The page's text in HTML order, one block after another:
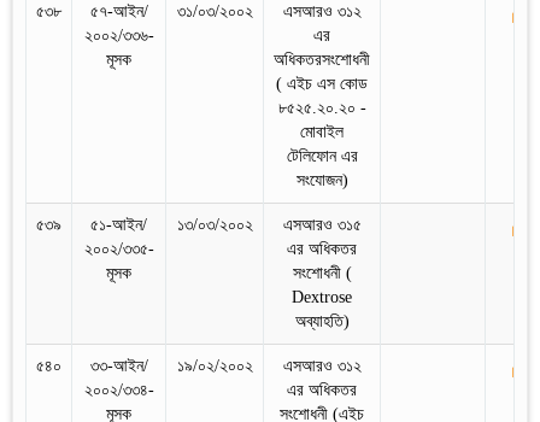
৫৩৮
৫৭-আইন/
২০০২/৩৩৬-
মূসক
৩১/০৩/২০০২
এসআরও ৩১২
এর
অধিকতরসংশোধনী
( এইচ এস কোড
৮৫২৫.২০.২০ -
মোবাইল
টেলিফোন এর
সংযোজন)
৫৩৯
৫১-আইন/
২০০২/৩৩৫-
মূসক
১৩/০৩/২০০২
এসআরও ৩১৫
এর অধিকতর
সংশোধনী (
Dextrose
অব্যাহতি)
৫৪০
৩৩-আইন/
২০০২/৩৩৪-
মূসক
১৯/০২/২০০২
এসআরও ৩১২
এর অধিকতর
সংশোধনী (এইচ